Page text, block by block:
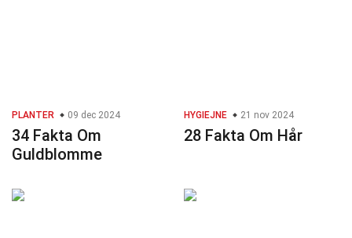
PLANTER 09 dec 2024
34 Fakta Om
Guldblomme
HYGIEJNE 21 nov 2024
28 Fakta Om Hår